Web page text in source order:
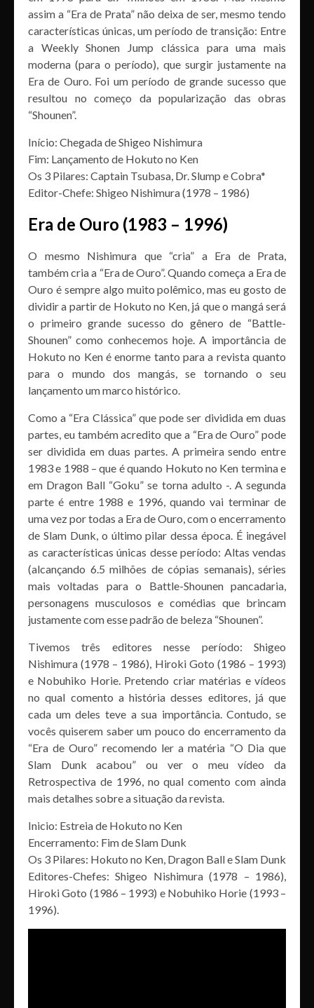
assim a “Era de Prata” não deixa de ser, mesmo tendo
características únicas, um período de transição: Entre
a Weekly Shonen Jump clássica para uma mais
moderna (para o período), que surgir justamente na
Era de Ouro. Foi um período de grande sucesso que
resultou no começo da popularização das obras
“Shounen”.
Início: Chegada de Shigeo Nishimura
Fim: Lançamento de Hokuto no Ken
Os 3 Pilares: Captain Tsubasa, Dr. Slump e Cobra*
Editor-Chefe: Shigeo Nishimura (1978 – 1986)
Era de Ouro (1983 – 1996)
O mesmo Nishimura que “cria” a Era de Prata,
também cria a “Era de Ouro”. Quando começa a Era de
Ouro é sempre algo muito polêmico, mas eu gosto de
dividir a partir de Hokuto no Ken, já que o mangá será
o primeiro grande sucesso do gênero de “Battle-
Shounen” como conhecemos hoje. A importância de
Hokuto no Ken é enorme tanto para a revista quanto
para o mundo dos mangás, se tornando o seu
lançamento um marco histórico.
Como a “Era Clássica” que pode ser dividida em duas
partes, eu também acredito que a “Era de Ouro” pode
ser dividida em duas partes. A primeira sendo entre
1983 e 1988 – que é quando Hokuto no Ken termina e
em Dragon Ball “Goku” se torna adulto -. A segunda
parte é entre 1988 e 1996, quando vai terminar de
uma vez por todas a Era de Ouro, com o encerramento
de Slam Dunk, o último pilar dessa época. É inegável
as características únicas desse período: Altas vendas
(alcançando 6.5 milhões de cópias semanais), séries
mais voltadas para o Battle-Shounen pancadaria,
personagens musculosos e comédias que brincam
justamente com esse padrão de beleza “Shounen”.
Tivemos três editores nesse período: Shigeo
Nishimura (1978 – 1986), Hiroki Goto (1986 – 1993)
e Nobuhiko Horie. Pretendo criar matérias e vídeos
no qual comento a história desses editores, já que
cada um deles teve a sua importância. Contudo, se
vocês quiserem saber um pouco do encerramento da
“Era de Ouro” recomendo ler a matéria “O Dia que
Slam Dunk acabou” ou ver o meu vídeo da
Retrospectiva de 1996, no qual comento com ainda
mais detalhes sobre a situação da revista.
Inicio: Estreia de Hokuto no Ken
Encerramento: Fim de Slam Dunk
Os 3 Pilares: Hokuto no Ken, Dragon Ball e Slam Dunk
Editores-Chefes: Shigeo Nishimura (1978 – 1986),
Hiroki Goto (1986 – 1993) e Nobuhiko Horie (1993 –
1996).